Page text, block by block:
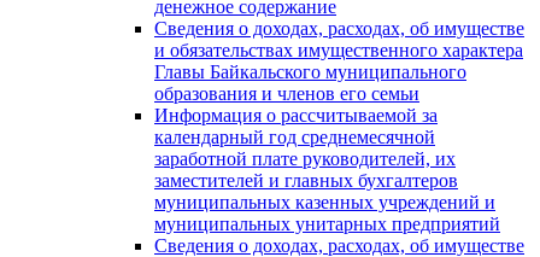
денежное содержание
Сведения о доходах, расходах, об имуществе
и обязательствах имущественного характера
Главы Байкальского муниципального
образования и членов его семьи
Информация о рассчитываемой за
календарный год среднемесячной
заработной плате руководителей, их
заместителей и главных бухгалтеров
муниципальных казенных учреждений и
муниципальных унитарных предприятий
Сведения о доходах, расходах, об имуществе